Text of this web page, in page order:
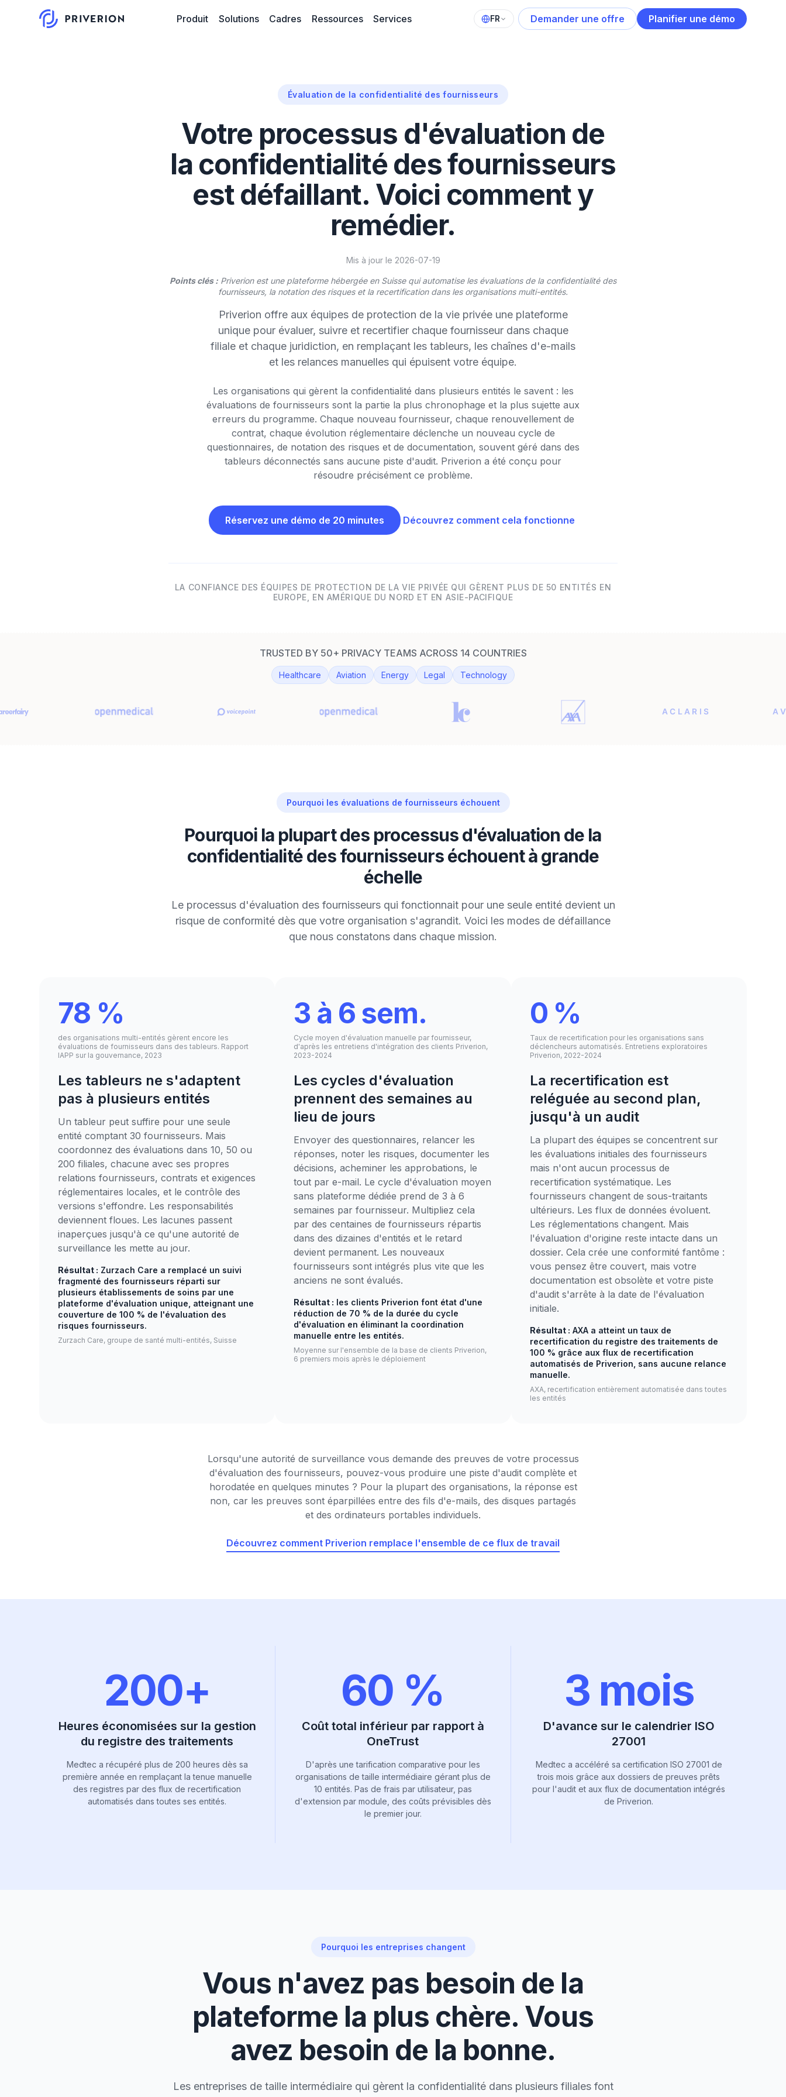
Produit Solutions Cadres Ressources Services FR Demander une offre Planifier une démo
Évaluation de la confidentialité des fournisseurs
Votre processus d'évaluation de
la confidentialité des fournisseurs
est défaillant. Voici comment y
remédier.
Mis à jour le 2026-07-19
Points clés : Priverion est une plateforme hébergée en Suisse qui automatise les évaluations de la confidentialité des
fournisseurs, la notation des risques et la recertification dans les organisations multi-entités.
Priverion offre aux équipes de protection de la vie privée une plateforme
unique pour évaluer, suivre et recertifier chaque fournisseur dans chaque
filiale et chaque juridiction, en remplaçant les tableurs, les chaînes d'e-mails
et les relances manuelles qui épuisent votre équipe.
Les organisations qui gèrent la confidentialité dans plusieurs entités le savent : les
évaluations de fournisseurs sont la partie la plus chronophage et la plus sujette aux
erreurs du programme. Chaque nouveau fournisseur, chaque renouvellement de
contrat, chaque évolution réglementaire déclenche un nouveau cycle de
questionnaires, de notation des risques et de documentation, souvent géré dans des
tableurs déconnectés sans aucune piste d'audit. Priverion a été conçu pour
résoudre précisément ce problème.
Réservez une démo de 20 minutes Découvrez comment cela fonctionne
LA CONFIANCE DES ÉQUIPES DE PROTECTION DE LA VIE PRIVÉE QUI GÈRENT PLUS DE 50 ENTITÉS EN
EUROPE, EN AMÉRIQUE DU NORD ET EN ASIE-PACIFIQUE
TRUSTED BY 50+ PRIVACY TEAMS ACROSS 14 COUNTRIES
Healthcare Aviation Energy Legal Technology
Pourquoi les évaluations de fournisseurs échouent
Pourquoi la plupart des processus d'évaluation de la
confidentialité des fournisseurs échouent à grande
échelle
Le processus d'évaluation des fournisseurs qui fonctionnait pour une seule entité devient un
risque de conformité dès que votre organisation s'agrandit. Voici les modes de défaillance
que nous constatons dans chaque mission.
78 %
des organisations multi-entités gèrent encore les
évaluations de fournisseurs dans des tableurs. Rapport
IAPP sur la gouvernance, 2023
Les tableurs ne s'adaptent
pas à plusieurs entités
Un tableur peut suffire pour une seule
entité comptant 30 fournisseurs. Mais
coordonnez des évaluations dans 10, 50 ou
200 filiales, chacune avec ses propres
relations fournisseurs, contrats et exigences
réglementaires locales, et le contrôle des
versions s'effondre. Les responsabilités
deviennent floues. Les lacunes passent
inaperçues jusqu'à ce qu'une autorité de
surveillance les mette au jour.
Résultat : Zurzach Care a remplacé un suivi
fragmenté des fournisseurs réparti sur
plusieurs établissements de soins par une
plateforme d'évaluation unique, atteignant une
couverture de 100 % de l'évaluation des
risques fournisseurs.
Zurzach Care, groupe de santé multi-entités, Suisse
3 à 6 sem.
Cycle moyen d'évaluation manuelle par fournisseur,
d'après les entretiens d'intégration des clients Priverion,
2023-2024
Les cycles d'évaluation
prennent des semaines au
lieu de jours
Envoyer des questionnaires, relancer les
réponses, noter les risques, documenter les
décisions, acheminer les approbations, le
tout par e-mail. Le cycle d'évaluation moyen
sans plateforme dédiée prend de 3 à 6
semaines par fournisseur. Multipliez cela
par des centaines de fournisseurs répartis
dans des dizaines d'entités et le retard
devient permanent. Les nouveaux
fournisseurs sont intégrés plus vite que les
anciens ne sont évalués.
Résultat : les clients Priverion font état d'une
réduction de 70 % de la durée du cycle
d'évaluation en éliminant la coordination
manuelle entre les entités.
Moyenne sur l'ensemble de la base de clients Priverion,
6 premiers mois après le déploiement
0 %
Taux de recertification pour les organisations sans
déclencheurs automatisés. Entretiens exploratoires
Priverion, 2022-2024
La recertification est
reléguée au second plan,
jusqu'à un audit
La plupart des équipes se concentrent sur
les évaluations initiales des fournisseurs
mais n'ont aucun processus de
recertification systématique. Les
fournisseurs changent de sous-traitants
ultérieurs. Les flux de données évoluent.
Les réglementations changent. Mais
l'évaluation d'origine reste intacte dans un
dossier. Cela crée une conformité fantôme :
vous pensez être couvert, mais votre
documentation est obsolète et votre piste
d'audit s'arrête à la date de l'évaluation
initiale.
Résultat : AXA a atteint un taux de
recertification du registre des traitements de
100 % grâce aux flux de recertification
automatisés de Priverion, sans aucune relance
manuelle.
AXA, recertification entièrement automatisée dans toutes
les entités
Lorsqu'une autorité de surveillance vous demande des preuves de votre processus
d'évaluation des fournisseurs, pouvez-vous produire une piste d'audit complète et
horodatée en quelques minutes ? Pour la plupart des organisations, la réponse est
non, car les preuves sont éparpillées entre des fils d'e-mails, des disques partagés
et des ordinateurs portables individuels.
Découvrez comment Priverion remplace l'ensemble de ce flux de travail
200+
Heures économisées sur la gestion
du registre des traitements
Medtec a récupéré plus de 200 heures dès sa
première année en remplaçant la tenue manuelle
des registres par des flux de recertification
automatisés dans toutes ses entités.
60 %
Coût total inférieur par rapport à
OneTrust
D'après une tarification comparative pour les
organisations de taille intermédiaire gérant plus de
10 entités. Pas de frais par utilisateur, pas
d'extension par module, des coûts prévisibles dès
le premier jour.
3 mois
D'avance sur le calendrier ISO
27001
Medtec a accéléré sa certification ISO 27001 de
trois mois grâce aux dossiers de preuves prêts
pour l'audit et aux flux de documentation intégrés
de Priverion.
Pourquoi les entreprises changent
Vous n'avez pas besoin de la
plateforme la plus chère. Vous
avez besoin de la bonne.
Les entreprises de taille intermédiaire qui gèrent la confidentialité dans plusieurs filiales font